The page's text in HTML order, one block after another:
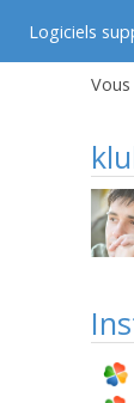
Logiciels